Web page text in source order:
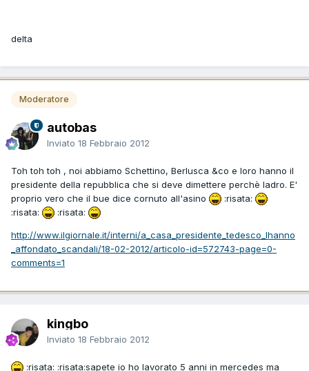
delta
Moderatore
autobas
Inviato 18 Febbraio 2012
Toh toh toh , noi abbiamo Schettino, Berlusca &co e loro hanno il
presidente della repubblica che si deve dimettere perchè ladro. E'
proprio vero che il bue dice cornuto all'asino
:risata:
:risata:
:risata:
http://www.ilgiornale.it/interni/a_casa_presidente_tedesco_lhanno
_affondato_scandali/18-02-2012/articolo-id=572743-page=0-
comments=1
kingbo
Inviato 18 Febbraio 2012
:risata: :risata:sapete io ho lavorato 5 anni in mercedes ma